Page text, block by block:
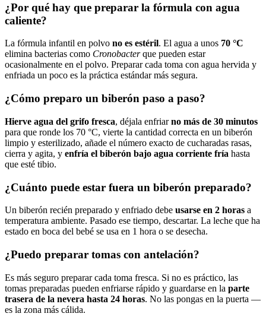
¿Por qué hay que preparar la fórmula con agua
caliente?
La fórmula infantil en polvo no es estéril. El agua a unos 70 °C
elimina bacterias como Cronobacterque pueden estar
ocasionalmente en el polvo. Preparar cada toma con agua hervida y
enfriada un poco es la práctica estándar más segura.
¿Cómo preparo un biberón paso a paso?
Hierve agua del grifo fresca, déjala enfriarno más de 30 minutos
para que ronde los 70 °C, vierte la cantidad correcta en un biberón
limpio y esterilizado, añade el número exacto de cucharadas rasas,
cierra y agita, y enfría el biberón bajo agua corriente fría hasta
que esté tibio.
¿Cuánto puede estar fuera un biberón preparado?
Un biberón recién preparado y enfriado debe usarse en 2 horas a
temperatura ambiente. Pasado ese tiempo, descartar. La leche que ha
estado en boca del bebé se usa en 1 hora o se desecha.
¿Puedo preparar tomas con antelación?
Es más seguro preparar cada toma fresca. Si no es práctico, las
tomas preparadas pueden enfriarse rápido y guardarse en la parte
trasera de la nevera hasta 24 horas. No las pongas en la puerta —
es la zona más cálida.